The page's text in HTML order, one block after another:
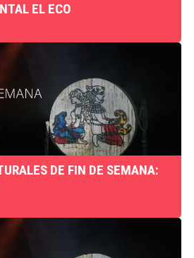
EL ECO
DE FIN DE SEMANA: